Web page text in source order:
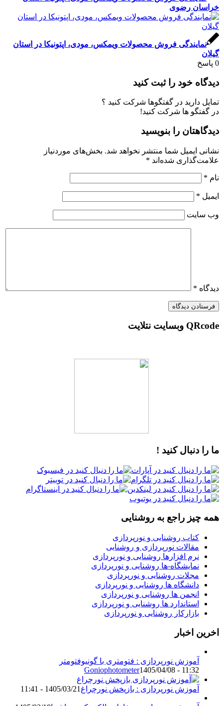
خراسان رضوی
نمایندگی فروش محصولات ویمکس، مودی، اپتونیکا در استان
گیلان
0 پاسخ
دیدگاه خود را ثبت کنید
تمایل دارید در گفتگوها شرکت کنید ؟
در گفتگو ها شرکت کنید!
دیدگاهتان را بنویسید
نشانی ایمیل شما منتشر نخواهد شد. بخش‌های موردنیاز
علامت‌گذاری شده‌اند *
نام *
ایمیل *
وب‌ سایت
دیدگاه *
QRcode وبسایت نتلایت
ما را دنبال کنید !
همه چیز راجع به روشنایی
کتاب روشنایی و نورپردازی
مقالات نورپردازی و روشنایی
نرم افزارها روشنایی و نورپردازی
نمایشگاه-ها روشنایی و نورپردازی
مجلات روشنایی و نورپردازی
دانشگاه ها روشنایی و نورپردازی
انجمن ها روشنایی و نورپردازی
استاندارد ها روشنایی و نورپردازی
بازارکار روشنایی و نورپردازی
اخرین اخبار
آموزش نورپردازی : فتومتری با گونیوفتومتر
Goniophotometer1405/04/08 - 11:32
آموزش نورپردازی : بازپخش نورچراغ1405/03/21 - 11:41